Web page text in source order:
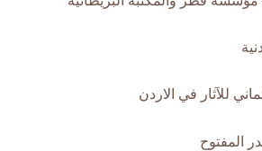
للآثار في الاردن
المفتوح